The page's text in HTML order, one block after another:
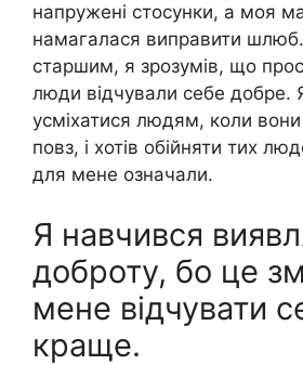
напружені стосунки, а моя
намагалася виправити
старшим, я зрозумів, що
люди відчували себе добре.
усміхатися людям, коли
повз, і хотів обійняти тих
для мене означали.
Я навчився
доброту, бо це
мене відчувати
краще.